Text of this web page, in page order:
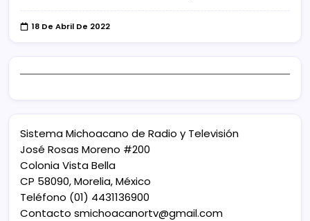
18 De Abril De 2022
Sistema Michoacano de Radio y Televisión
José Rosas Moreno #200
Colonia Vista Bella
CP 58090, Morelia, México
Teléfono (01) 4431136900
Contacto smichoacanortv@gmail.com